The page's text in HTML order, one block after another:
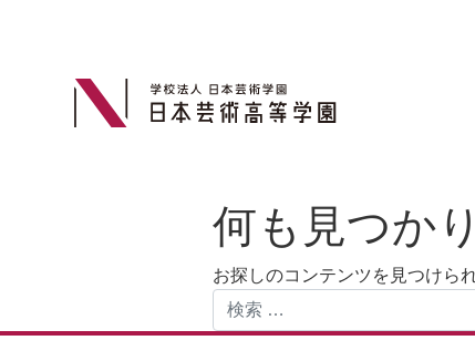
何も見つか
お探しのコンテンツを見つけら
検索